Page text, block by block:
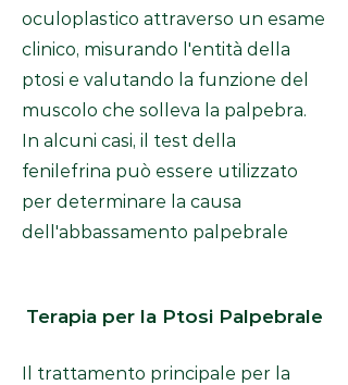
oculoplastico attraverso un esame
clinico, misurando l'entità della
ptosi e valutando la funzione del
muscolo che solleva la palpebra.
In alcuni casi, il test della
fenilefrina può essere utilizzato
per determinare la causa
dell'abbassamento palpebrale
Terapia per la Ptosi Palpebrale
Il trattamento principale per la